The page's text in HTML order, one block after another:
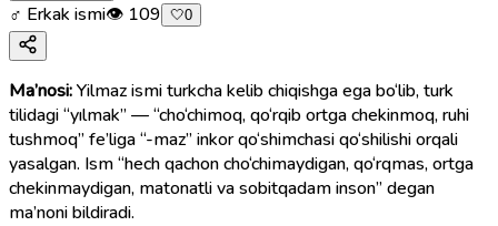
♂ Erkak ismi👁 109 🤍0
Ma’nosi:Yilmaz ismi turkcha kelib chiqishga ega bo‘lib, turk
tilidagi “yılmak” — “cho‘chimoq, qo‘rqib ortga chekinmoq, ruhi
tushmoq” fe’liga “-maz” inkor qo‘shimchasi qo‘shilishi orqali
yasalgan. Ism “hech qachon cho‘chimaydigan, qo‘rqmas, ortga
chekinmaydigan, matonatli va sobitqadam inson” degan
ma’noni bildiradi.